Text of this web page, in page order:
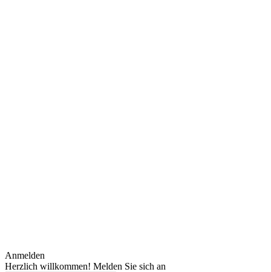
Anmelden
Herzlich willkommen! Melden Sie sich an